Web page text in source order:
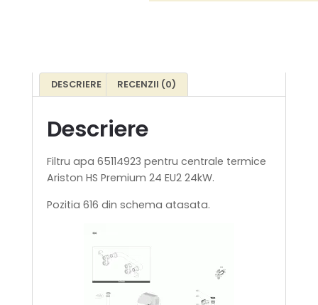
DESCRIERE RECENZII (0)
Descriere
Filtru apa 65114923 pentru centrale termice
Ariston HS Premium 24 EU2 24kW.
Pozitia 616 din schema atasata.